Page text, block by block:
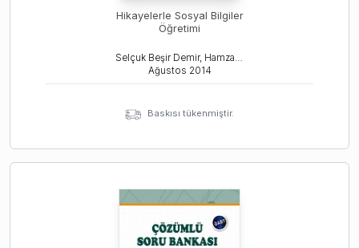
Hikayelerle Sosyal Bilgiler
Öğretimi
Selçuk Beşir Demir, Hamza Akengin
Ağustos 2014
Baskısı tükenmiştir.